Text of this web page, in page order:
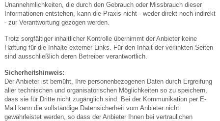
Unannehmlichkeiten, die durch den Gebrauch oder Missbrauch dieser
Informationen entstehen, kann die Praxis nicht - weder direkt noch indirekt
- zur Verantwortung gezogen werden.
Trotz sorgfältiger inhaltlicher Kontrolle übernimmt der Anbieter keine
Haftung für die Inhalte externer Links. Für den Inhalt der verlinkten Seiten
sind ausschließlich deren Betreiber verantwortlich.
Sicherheitshinweis:
Der Anbieter ist bemüht, Ihre personenbezogenen Daten durch Ergreifung
aller technischen und organisatorischen Möglichkeiten so zu speichern,
dass sie für Dritte nicht zugänglich sind. Bei der Kommunikation per E-
Mail kann die vollständige Datensicherheit vom Anbieter nicht
gewährleistet werden, so dass der Anbieter Ihnen bei vertraulichen